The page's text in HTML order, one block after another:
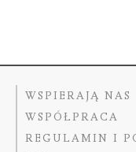
WSPIERAJĄ NAS
WSPÓŁPRACA
REGULAMIN I